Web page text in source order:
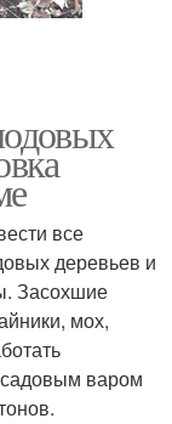
все
деревьев и
Засохшие
мох,
варом